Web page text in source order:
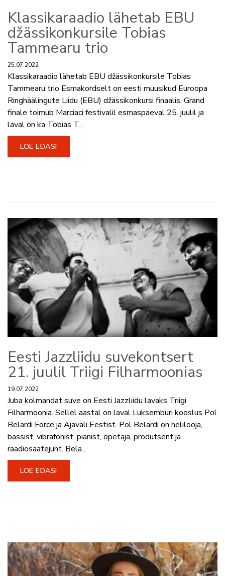
Klassikaraadio lähetab EBU
džässikonkursile Tobias
Tammearu trio
25.07.2022
Klassikaraadio lähetab EBU džässikonkursile Tobias
Tammearu trio Esmakordselt on eesti muusikud Euroopa
Ringhäälingute Liidu (EBU) džässikonkursi finaalis. Grand
finale toimub Marciaci festivalil esmaspäeval 25. juulil ja
laval on ka Tobias T...
LOE EDASI
Eesti Jazzliidu suvekontsert
21. juulil Triigi Filharmoonias
19.07.2022
Juba kolmandat suve on Eesti Jazzliidu lavaks Triigi
Filharmoonia. Sellel aastal on laval Luksemburi kooslus Pol
Belardi Force ja Ajaväli Eestist. Pol Belardi on helilooja,
bassist, vibrafonist, pianist, õpetaja, produtsent ja
raadiosaatejuht. Bela...
LOE EDASI